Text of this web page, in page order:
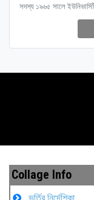
সদস্য ১৯৬৫ সালে
Collage Info